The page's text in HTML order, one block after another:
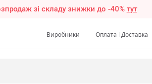
зі складу знижки до -40% тут
Виробники Оплата і Доставка